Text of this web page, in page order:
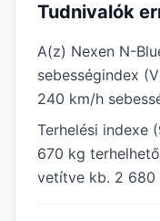
Tudnivalók
A(z) Nexen N-
sebességindex
240 km/h
Terhelési indexe
670 kg
vetítve kb. 2 680